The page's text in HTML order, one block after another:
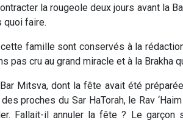
la rougeole deux jours avant la
quoi faire.
famille sont conservés à la
pas cru au grand miracle et à la Brakha
Mitsva, dont la fête avait été
proches du Sar HaTorah, le Rav
Fallait-il annuler la fête ? Le